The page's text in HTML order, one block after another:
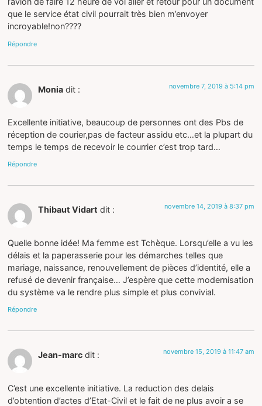
que le service état civil pourrait très bien m’envoyer
incroyable!non????
Répondre
Monia dit : novembre 7, 2019 à 5:14 pm
Excellente initiative, beaucoup de personnes ont des Pbs de
réception de courier,pas de facteur assidu etc…et la plupart du
temps le temps de recevoir le courrier c’est trop tard…
Répondre
Thibaut Vidart dit : novembre 14, 2019 à 8:37 pm
Quelle bonne idée! Ma femme est Tchèque. Lorsqu’elle a vu les
délais et la paperasserie pour les démarches telles que
mariage, naissance, renouvellement de pièces d’identité, elle a
refusé de devenir française… J’espère que cette modernisation
du système va le rendre plus simple et plus convivial.
Répondre
Jean-marc dit : novembre 15, 2019 à 11:47 am
C’est une excellente initiative. La reduction des delais
d’obtention d’actes d’Etat-Civil et le fait de ne plus avoir a se